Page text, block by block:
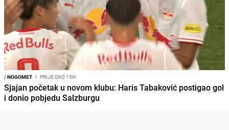
/NOGOMET I PRIJE OKO 15H
Sjajan početak u novom klubu: Haris Tabaković postigao gol
i donio pobjedu Salzburgu